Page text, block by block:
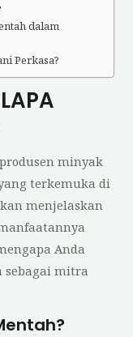
dalam
Perkasa?
minyak
terkemuka di
menjelaskan
Anda
sebagai mitra